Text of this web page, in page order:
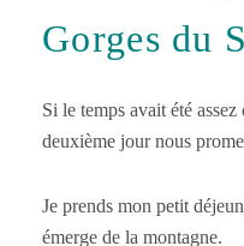
Gorges du
Si le temps avait été
deuxième jour nous
Je prends mon petit
émerge de la montagne.